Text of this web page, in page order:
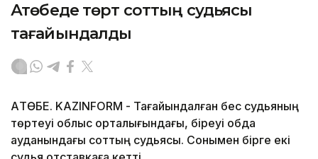
Ақтөбеде төрт соттың судьясы
тағайындалды
АҚТӨБЕ. KAZINFORM - Тағайындалған бес судьяның
төртеуі облыс орталығындағы, біреуі Қобда
ауданындағы соттың судьясы. Сонымен бірге екі